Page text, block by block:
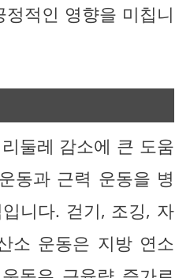
적인 영향을 미칩니
둘레 감소에 큰 도움
동과 근력 운동을 병
니다. 걷기, 조깅, 자
소 운동은 지방 연소